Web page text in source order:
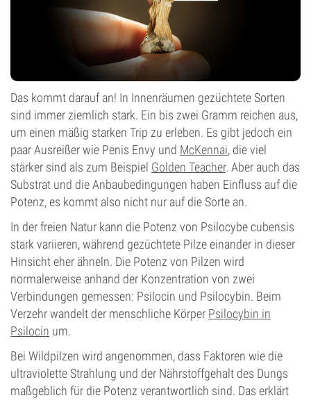
Das kommt darauf an! In Innenräumen gezüchtete Sorten
sind immer ziemlich stark. Ein bis zwei Gramm reichen aus,
um einen mäßig starken Trip zu erleben. Es gibt jedoch ein
paar Ausreißer wie Penis Envy und McKennai, die viel
stärker sind als zum Beispiel Golden Teacher. Aber auch das
Substrat und die Anbaubedingungen haben Einfluss auf die
Potenz, es kommt also nicht nur auf die Sorte an.
In der freien Natur kann die Potenz von Psilocybe cubensis
stark variieren, während gezüchtete Pilze einander in dieser
Hinsicht eher ähneln. Die Potenz von Pilzen wird
normalerweise anhand der Konzentration von zwei
Verbindungen gemessen: Psilocin und Psilocybin. Beim
Verzehr wandelt der menschliche Körper Psilocybin in
Psilocin um.
Bei Wildpilzen wird angenommen, dass Faktoren wie die
ultraviolette Strahlung und der Nährstoffgehalt des Dungs
maßgeblich für die Potenz verantwortlich sind. Das erklärt